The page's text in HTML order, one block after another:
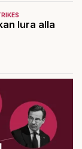
lura alla